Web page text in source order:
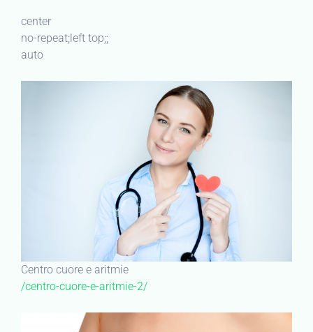
center
no-repeat;left top;;
auto
Centro cuore e aritmie
/centro-cuore-e-aritmie-2/